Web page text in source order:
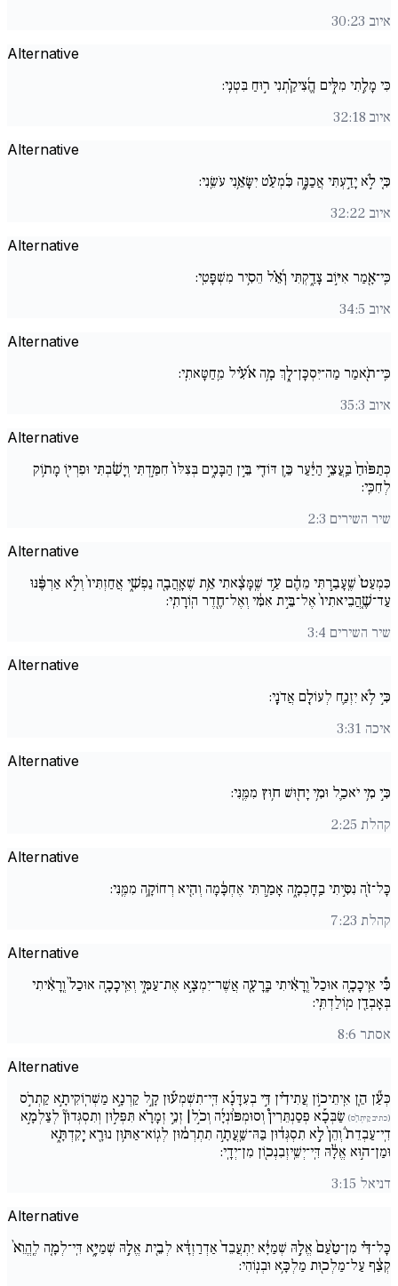
איוב 30:23
Alternative
כִּי מָלֵ֣תִי מִלִּ֑ים הֱ֜צִיקַ֗תְנִי ר֣וּחַ בִּטְנִֽי:
איוב 32:18
Alternative
כִּ֚י לֹ֣א יָדַ֣עְתִּי אֲכַנֶּ֑ה כִּ֜מְעַ֗ט יִשָּׂאֵ֥נִי עֹשֵֽׂנִי:
איוב 32:22
Alternative
כִּֽי־אָ֖מַר אִיּ֣וֹב צָדַ֑קְתִּי וְ֜אֵ֗ל הֵסִ֥יר מִשְׁפָּטִֽי:
איוב 34:5
Alternative
כִּֽי־תֹ֖אמַר מַה־יִּסְכָּן־לָ֑ךְ מָ֥ה אֹ֜עִ֗יל מֵֽחַטָּאתִֽי:
איוב 35:3
Alternative
כְּתַפּ֨וּחַ֙ בַּֽעֲצֵ֣י הַיַּ֔עַר כֵּ֥ן דּוֹדִ֖י בֵּ֣ין הַבָּנִ֑ים בְּצִלּוֹ֙ חִמַּ֣דְתִּי וְיָשַׁ֔בְתִּי וּפִרְי֖וֹ מָת֥וֹק
לְחִכִּֽי:
שיר השירים 2:3
Alternative
כִּמְעַט֙ שֶֽׁעָבַ֣רְתִּי מֵהֶ֔ם עַ֣ד שֶֽׁמָּצָ֔אתִי אֵ֥ת שֶׁאָֽהֲבָ֖ה נַפְשִׁ֑י אֲחַזְתִּיו֙ וְלֹ֣א אַרְפֶּ֔נּוּ
עַד־שֶׁ֤הֲבֵיאתִיו֙ אֶל־בֵּ֣ית אִמִּ֔י וְאֶל־חֶ֖דֶר הֽוֹרָתִֽי:
שיר השירים 3:4
Alternative
כִּ֣י לֹ֥א יִזְנַ֛ח לְעוֹלָ֖ם אֲדֹנָֽי:
איכה 3:31
Alternative
כִּ֣י מִ֥י יֹאכַ֛ל וּמִ֥י יָח֖וּשׁ ח֥וּץ מִמֶּֽנִּי:
קהלת 2:25
Alternative
כָּל־זֹ֖ה נִסִּ֣יתִי בַֽחָכְמָ֑ה אָמַ֣רְתִּי אֶחְכָּ֔מָה וְהִ֖יא רְחוֹקָ֥ה מִמֶּֽנִּי:
קהלת 7:23
Alternative
כִּ֠י אֵֽיכָכָ֤ה אוּכַל֙ וְֽרָאִ֔יתִי בָּֽרָעָ֖ה אֲשֶׁר־יִמְצָ֣א אֶת־עַמִּ֑י וְאֵֽיכָכָ֤ה אוּכַל֙ וְֽרָאִ֔יתִי
בְּאָבְדַ֖ן מֽוֹלַדְתִּֽי:
אסתר 8:6
Alternative
כְּעַ֞ן הֵ֧ן אִֽיתֵיכ֣וֹן עֲתִידִ֗ין דִּ֣י בְעִדָּנָ֡א דִּֽי־תִשְׁמְע֡וּן קָ֣ל קַרְנָ֣א מַשְׁרֽוֹקִיתָ֣א קַתְרֹ֣ס
(כתיב קַיתְרֹ֣ס) שַׂבְּכָ֡א פְּסַנְתֵּרִין֩ וְסוּמְפּ֨וֹנְיָ֜ה וְכֹ֣ל| זְנֵ֣י זְמָרָ֗א תִּפְּל֣וּן וְתִסְגְּדוּן֘ לְצַלְמָ֣א
דִֽי־עַבְדֵת֒ וְהֵן֙ לָ֣א תִסְגְּד֔וּן בַּהּ־שַֽׁעֲתָ֣ה תִתְרְמ֔וּן לְגֽוֹא־אַתּ֥וּן נוּרָ֖א יָֽקִדְתָּ֑א
וּמַן־ה֣וּא אֱלָ֔הּ דִּֽי־יְשֵֽׁיזְבִנְכ֖וֹן מִן־יְדָֽי:
דניאל 3:15
Alternative
כָּל־דִּ֗י מִן־טַ֙עַם֙ אֱלָ֣הּ שְׁמַיָּ֔א יִתְעֲבֵד֙ אַדְרַזְדָּ֔א לְבֵ֖ית אֱלָ֣הּ שְׁמַיָּ֑א דִּֽי־לְמָ֚ה לֶֽהֱוֵא֙
קְצַ֔ף עַל־מַלְכ֖וּת מַלְכָּ֥א וּבְנֽוֹהִי: